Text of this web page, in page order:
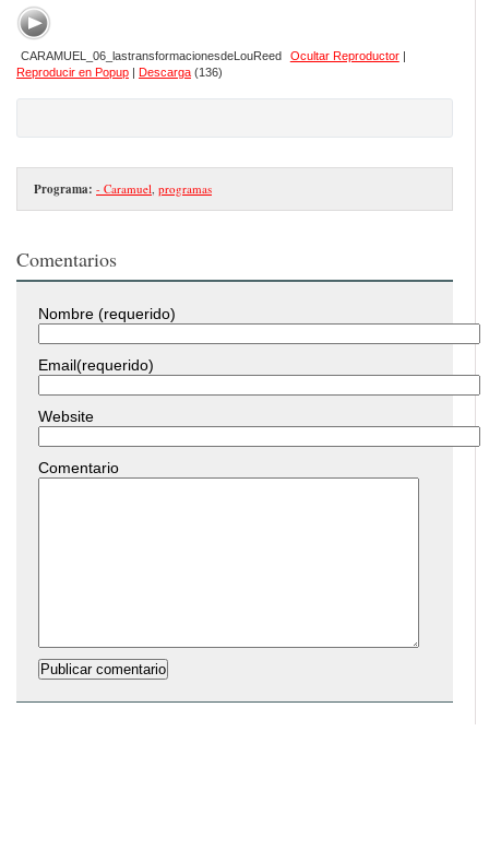
CARAMUEL_06_lastransformacionesdeLouReed Ocultar Reproductor|
Reproducir en Popup | Descarga (136)
Programa: - Caramuel programas
Comentarios
Nombre (requerido)
Email(requerido)
Website
Comentario